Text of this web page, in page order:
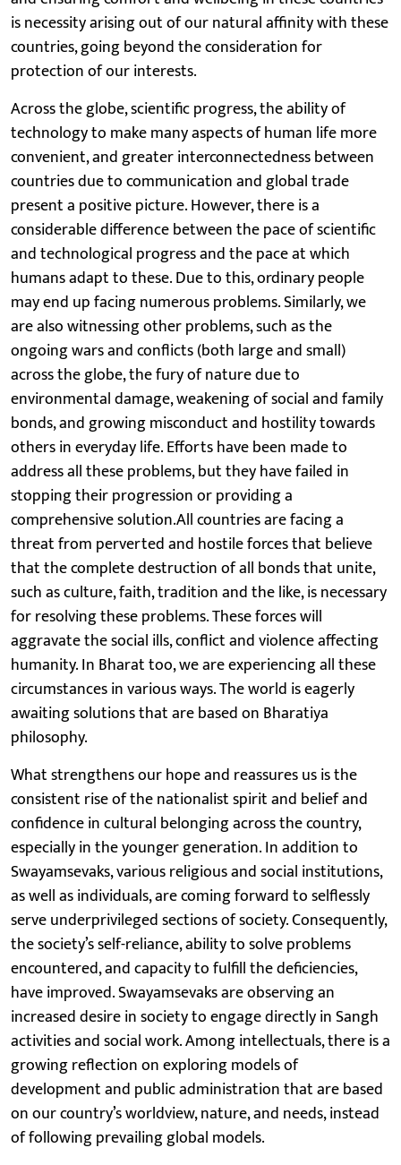
is necessity arising out of our natural affinity with these
countries, going beyond the consideration for
protection of our interests.
Across the globe, scientific progress, the ability of
technology to make many aspects of human life more
convenient, and greater interconnectedness between
countries due to communication and global trade
present a positive picture. However, there is a
considerable difference between the pace of scientific
and technological progress and the pace at which
humans adapt to these. Due to this, ordinary people
may end up facing numerous problems. Similarly, we
are also witnessing other problems, such as the
ongoing wars and conflicts (both large and small)
across the globe, the fury of nature due to
environmental damage, weakening of social and family
bonds, and growing misconduct and hostility towards
others in everyday life. Efforts have been made to
address all these problems, but they have failed in
stopping their progression or providing a
comprehensive solution.All countries are facing a
threat from perverted and hostile forces that believe
that the complete destruction of all bonds that unite,
such as culture, faith, tradition and the like, is necessary
for resolving these problems. These forces will
aggravate the social ills, conflict and violence affecting
humanity. In Bharat too, we are experiencing all these
circumstances in various ways. The world is eagerly
awaiting solutions that are based on Bharatiya
philosophy.
What strengthens our hope and reassures us is the
consistent rise of the nationalist spirit and belief and
confidence in cultural belonging across the country,
especially in the younger generation. In addition to
Swayamsevaks, various religious and social institutions,
as well as individuals, are coming forward to selflessly
serve underprivileged sections of society. Consequently,
the society’s self-reliance, ability to solve problems
encountered, and capacity to fulfill the deficiencies,
have improved. Swayamsevaks are observing an
increased desire in society to engage directly in Sangh
activities and social work. Among intellectuals, there is a
growing reflection on exploring models of
development and public administration that are based
on our country’s worldview, nature, and needs, instead
of following prevailing global models.